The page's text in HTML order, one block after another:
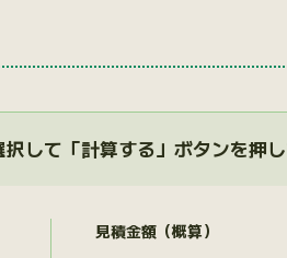
して「計算する」ボタンを押し
見積金額（概算）